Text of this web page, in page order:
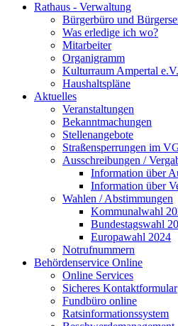
Rathaus - Verwaltung
Bürgerbüro und
Was erledige ich wo?
Mitarbeiter
Organigramm
Kulturraum Ampertal e.V.
Haushaltspläne
Aktuelles
Veranstaltungen
Bekanntmachungen
Stellenangebote
Straßensperrungen im
Ausschreibungen /
Information über
Information über
Wahlen / Abstimmungen
Kommunalwahl
Bundestagswahl
Europawahl 2024
Notrufnummern
Behördenservice Online
Online Services
Sicheres Kontaktformular
Fundbüro online
Ratsinformationssystem